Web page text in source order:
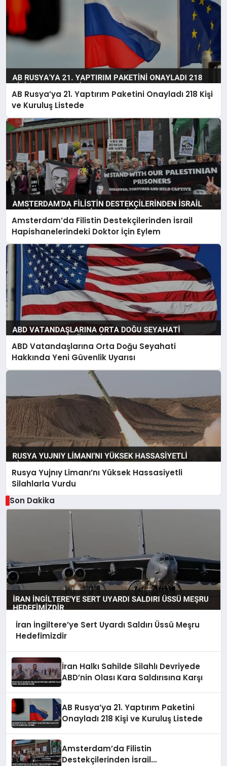
AB Rusya’ya 21. Yaptırım Paketini Onayladı 218 Kişi
ve Kuruluş Listede
Amsterdam’da Filistin Destekçilerinden İsrail
Hapishanelerindeki Doktor İçin Eylem
ABD Vatandaşlarına Orta Doğu Seyahati
Hakkında Yeni Güvenlik Uyarısı
Rusya Yujnıy Limanı’nı Yüksek Hassasiyetli
Silahlarla Vurdu
Son Dakika
İran İngiltere’ye Sert Uyardı Saldırı Üssü Meşru
Hedefimizdir
İran Halkı Sahilde Silahlı Devriyede
ABD’nin Olası Kara Saldırısına Karşı
AB Rusya’ya 21. Yaptırım Paketini
Onayladı 218 Kişi ve Kuruluş Listede
Amsterdam’da Filistin
Destekçilerinden İsrail